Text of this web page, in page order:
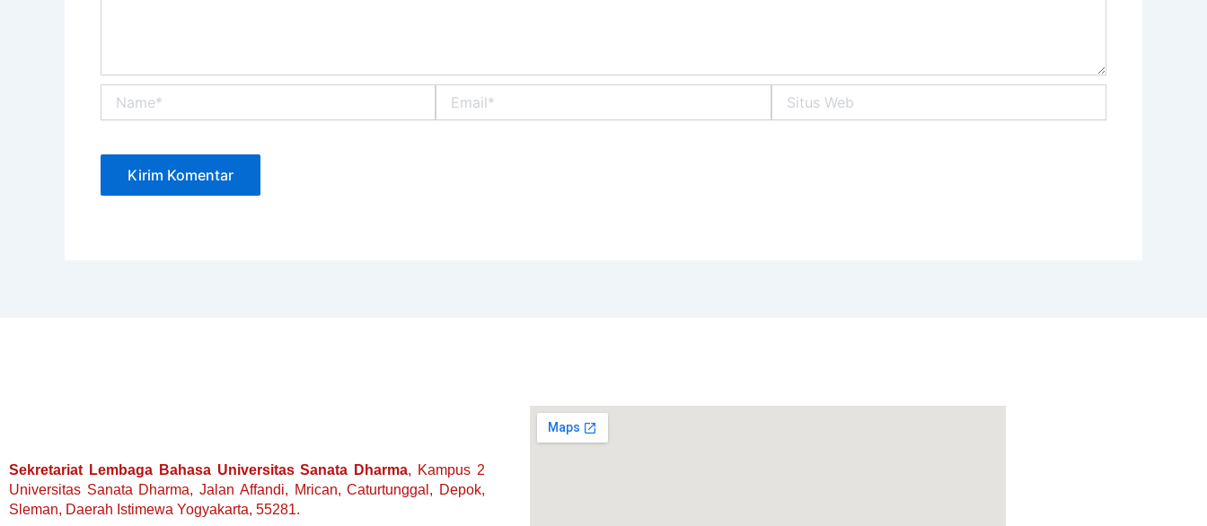
Web
Sekretariat Lembaga Bahasa Universitas Sanata Dharma, Kampus 2
Universitas Sanata Dharma, Jalan Affandi, Mrican, Caturtunggal, Depok,
Sleman, Daerah Istimewa Yogyakarta, 55281.